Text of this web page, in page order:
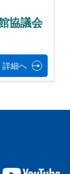
協議会
詳細へ